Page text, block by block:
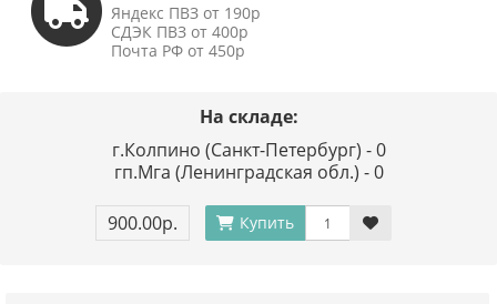
Яндекс ПВЗ от 190р
СДЭК ПВЗ от 400р
Почта РФ от 450р
На складе:
г.Колпино (Санкт-Петербург) - 0
гп.Мга (Ленинградская обл.) - 0
900.00р. Купить